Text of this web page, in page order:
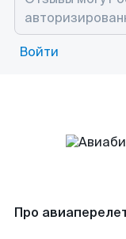
Войти
Про